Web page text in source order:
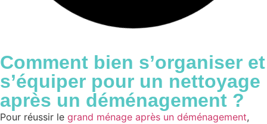
Comment bien s’organiser et
s’équiper pour un nettoyage
après un déménagement ?
Pour réussir le grand ménage après un déménagement,